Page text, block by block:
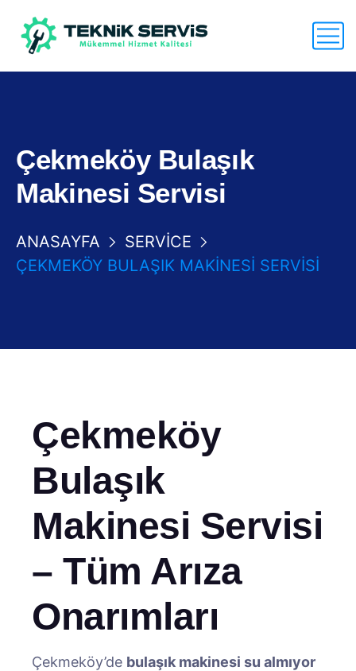
Çekmeköy Bulaşık
Makinesi Servisi
ANASAYFA
SERVICE
ÇEKMEKÖY BULAŞIK MAKINESI SERVISI
Çekmeköy
Bulaşık
Makinesi Servisi
– Tüm Arıza
Onarımları
Çekmeköy’de bulaşık makinesi su almıyor